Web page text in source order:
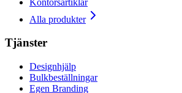
Alla produkter
Tjänster
Designhjälp
Bulkbeställningar
Egen Branding